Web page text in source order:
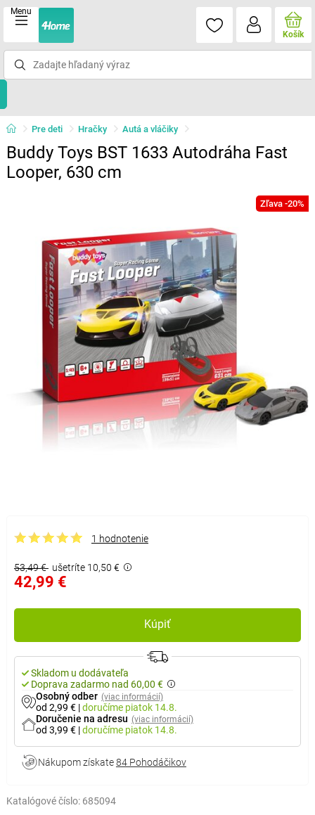
Menu
Košík
Pre deti Hračky Autá a vláčiky
Buddy Toys BST 1633 Autodráha Fast
Looper, 630 cm
Zľava -20%
1 hodnotenie
53,49 € ušetríte 10,50 €
42,99 €
Kúpiť
Skladom u dodávateľa
Doprava zadarmo nad 60,00 €
Osobný odber (viac informácií)
od 2,99 € |doručíme piatok 14.8.
Doručenie na adresu (viac informácií)
od 3,99 € |doručíme piatok 14.8.
Nákupom získate84 Pohodáčikov
Katalógové číslo: 685094